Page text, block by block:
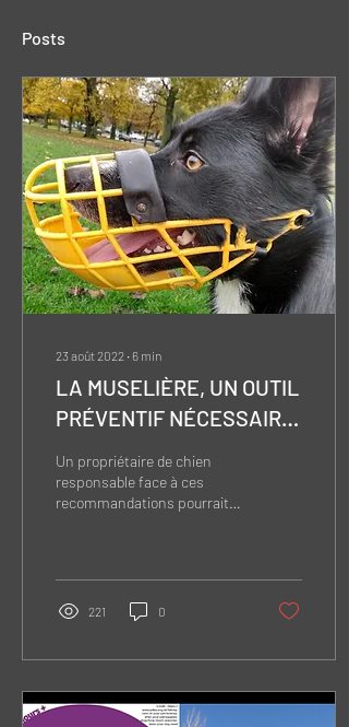
Posts
23 août 2022 ∙ 6 min
LA MUSELIÈRE, UN OUTIL
PRÉVENTIF NÉCESSAIRE
Un propriétaire de chien
responsable face à ces
recommandations pourrait
221 0